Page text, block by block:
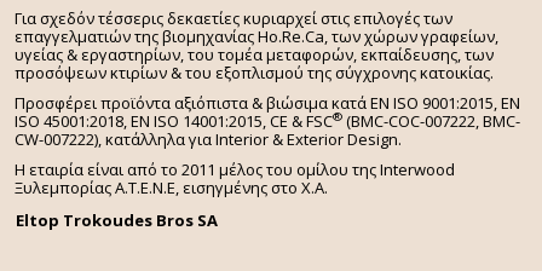
Για σχεδόν τέσσερις δεκαετίες κυριαρχεί στις επιλογές των
επαγγελματιών της βιομηχανίας Ho.Re.Ca, των χώρων γραφείων,
υγείας & εργαστηρίων, του τομέα μεταφορών, εκπαίδευσης, των
προσόψεων κτιρίων & του εξοπλισμού της σύγχρονης κατοικίας.
Προσφέρει προϊόντα αξιόπιστα & βιώσιμα κατά EN ISO 9001:2015, EN
ISO 45001:2018, EN ISO 14001:2015, CE & FSC® (BMC-COC-007222, BMC-
CW-007222), κατάλληλα για Interior & Exterior Design.
Η εταιρία είναι από το 2011 μέλος του ομίλου της Interwood
Ξυλεμπορίας Α.Τ.Ε.Ν.Ε, εισηγμένης στο Χ.A.
Eltop Trokoudes Bros SA